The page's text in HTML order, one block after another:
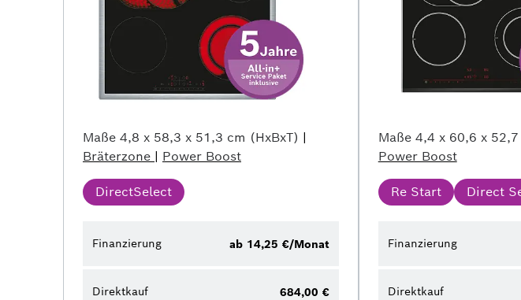
Maße 4,8 x 58,3 x 51,3 cm (HxBxT) |
Bräterzone | Power Boost
DirectSelect
Finanzierung ab 14,25 €/Monat
Direktkauf 684,00 €
Maße 4,4 x 60,6 x
Power Boost
Re Start Direct
Finanzierung
Direktkauf